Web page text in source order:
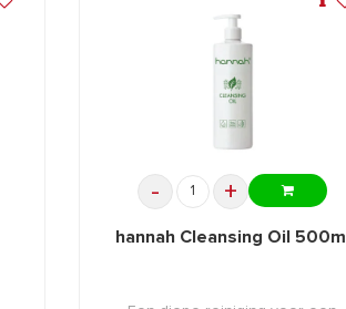
- +
hannah Cleansing Oil 500ml